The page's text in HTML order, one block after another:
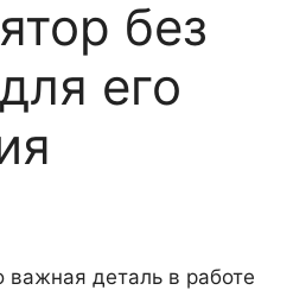
без
его
важная деталь в работе